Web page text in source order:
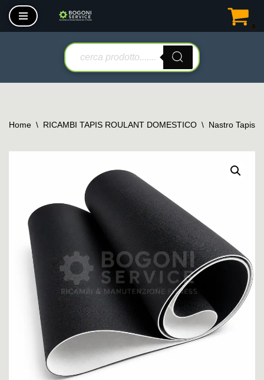
Vai
Home \ RICAMBI TAPIS ROULANT DOMESTICO \ Nastro Tapis